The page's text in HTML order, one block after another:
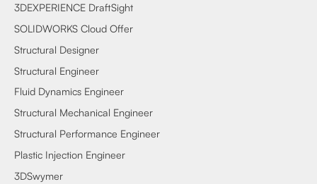
3DEXPERIENCE DraftSight
SOLIDWORKS Cloud Offer
Structural Designer
Structural Engineer
Fluid Dynamics Engineer
Structural Mechanical Engineer
Structural Performance Engineer
Plastic Injection Engineer
3DSwymer